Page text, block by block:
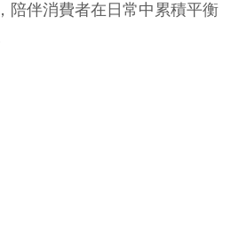
陪伴消費者在日常中累積平衡